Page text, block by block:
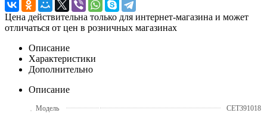
Цена действительна только для интернет-магазина и может
отличаться от цен в розничных магазинах
Описание
Характеристики
Дополнительно
Описание
Модель
CET391018